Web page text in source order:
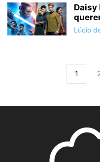
Daisy
Lúcio
1